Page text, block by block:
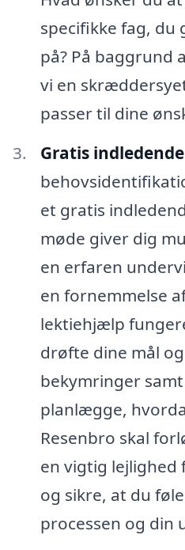
specifikke fag, du
på? På baggrund
vi en
passer til dine
Gratis
et gratis
møde giver dig
en erfaren
en fornemmelse
lektiehjælp
drøfte dine mål
bekymringer
planlægge,
Resenbro skal
en vigtig lejlighed
og sikre, at du
processen og din